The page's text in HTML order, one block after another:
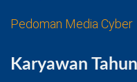
Pedoman Media Cyber
Karyawan